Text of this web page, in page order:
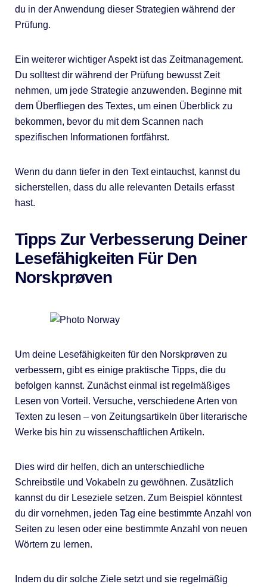
du in der Anwendung dieser Strategien während der
Prüfung.
Ein weiterer wichtiger Aspekt ist das Zeitmanagement.
Du solltest dir während der Prüfung bewusst Zeit
nehmen, um jede Strategie anzuwenden. Beginne mit
dem Überfliegen des Textes, um einen Überblick zu
bekommen, bevor du mit dem Scannen nach
spezifischen Informationen fortfährst.
Wenn du dann tiefer in den Text eintauchst, kannst du
sicherstellen, dass du alle relevanten Details erfasst
hast.
Tipps Zur Verbesserung Deiner
Lesefähigkeiten Für Den
Norskprøven
Um deine Lesefähigkeiten für den Norskprøven zu
verbessern, gibt es einige praktische Tipps, die du
befolgen kannst. Zunächst einmal ist regelmäßiges
Lesen von Vorteil. Versuche, verschiedene Arten von
Texten zu lesen – von Zeitungsartikeln über literarische
Werke bis hin zu wissenschaftlichen Artikeln.
Dies wird dir helfen, dich an unterschiedliche
Schreibstile und Vokabeln zu gewöhnen. Zusätzlich
kannst du dir Leseziele setzen. Zum Beispiel könntest
du dir vornehmen, jeden Tag eine bestimmte Anzahl von
Seiten zu lesen oder eine bestimmte Anzahl von neuen
Wörtern zu lernen.
Indem du dir solche Ziele setzt und sie regelmäßig